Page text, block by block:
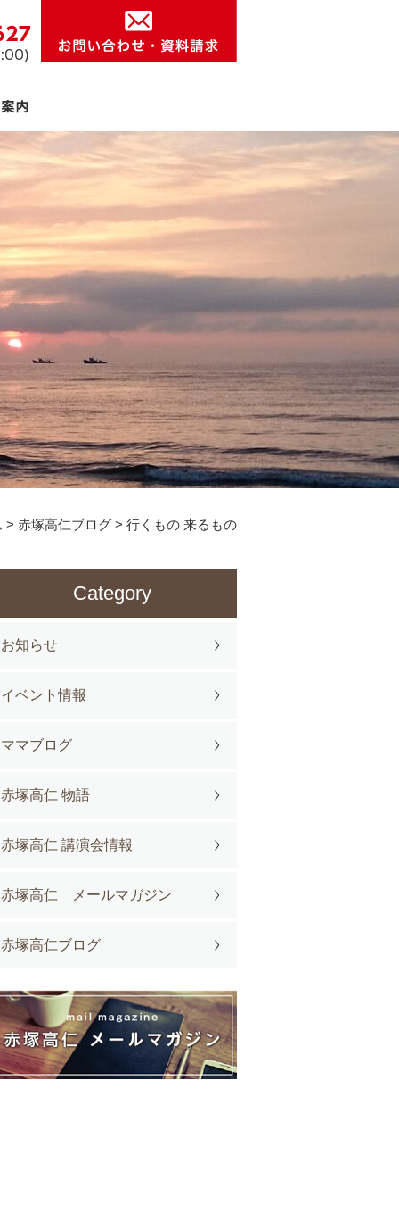
> 赤塚高仁ブログ > 行くもの 来るもの
Category
お知らせ
イベント情報
ママブログ
赤塚高仁 物語
赤塚高仁 講演会情報
赤塚高仁 メールマガジン
赤塚高仁ブログ